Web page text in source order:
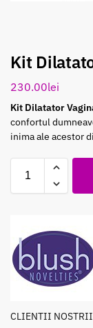
Kit
230.00lei
Kit Dilatator
confortul
inima ale acestor
CLIENTII